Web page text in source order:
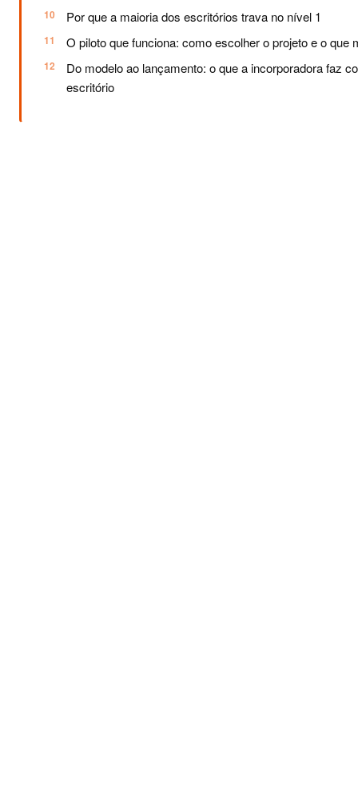
Por que a maioria dos escritórios trava no nível 1
O piloto que funciona: como escolher o projeto e o que
Do modelo ao lançamento: o que a incorporadora faz
escritório